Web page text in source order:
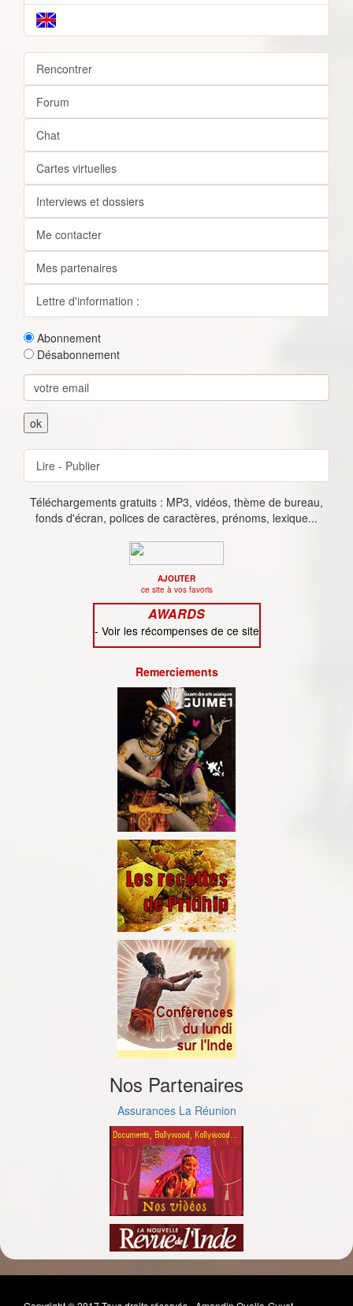
Rencontrer
Forum
Chat
Cartes virtuelles
Interviews et dossiers
Me contacter
Mes partenaires
Lettre d'information :
Abonnement
Désabonnement
Lire - Publier
Téléchargements gratuits : MP3, vidéos, thème de bureau,
fonds d'écran, polices de caractères, prénoms, lexique...
AJOUTER
ce site à vos favoris
AWARDS
- Voir les récompenses de ce site
Remerciements
Nos Partenaires
Assurances La Réunion